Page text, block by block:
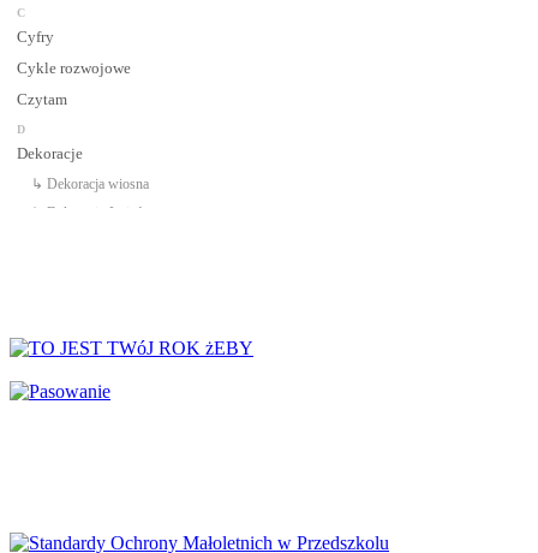
C
Cyfry
Cykle rozwojowe
Czytam
D
Dekoracje
↳ Dekoracja wiosna
↳ Dekoracje Jesień
Dinozaury
Dni Tygodnia
Dzień Bezpiecznego Internetu